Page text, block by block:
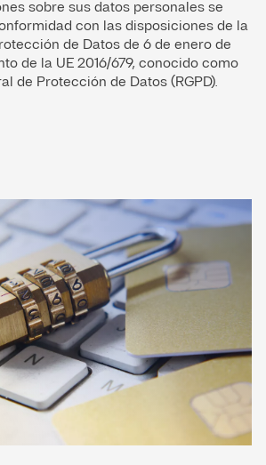
sobre sus datos personales se
con las disposiciones de la
de Datos de 6 de enero de
de la UE 2016/679, conocido como
de Protección de Datos (RGPD).